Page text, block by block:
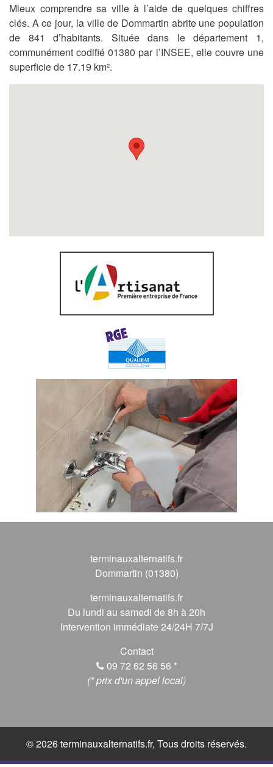
Mieux comprendre sa ville à l’aide de quelques chiffres
clés. A ce jour, la ville de Dommartin abrite une population
de 841 d’habitants. Située dans le département 1,
communément codifié 01380 par l’INSEE, elle couvre une
superficie de 17.19 km².
terminauxalternatifs.fr
Dommartin (01380)
terminauxalternatifs.fr
Du lundi au samedi de 8h à 20h
Intervention immédiate 24/24H 7/7J
Contact
09 72 62 56 56 *
(* prix d'un appel local)
© 2026 terminauxalternatifs.fr, Tous droits réservés.